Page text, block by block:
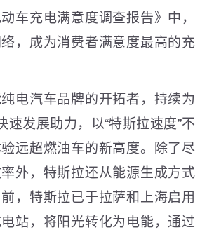
车充电满意度调查报告》中，
，成为消费者满意度最高的充
电汽车品牌的开拓者，持续为
速发展助力，以“特斯拉速度”不
远超燃油车的新高度。除了尽
外，特斯拉还从能源生成方式
，特斯拉已于拉萨和上海启用
站，将阳光转化为电能，通过